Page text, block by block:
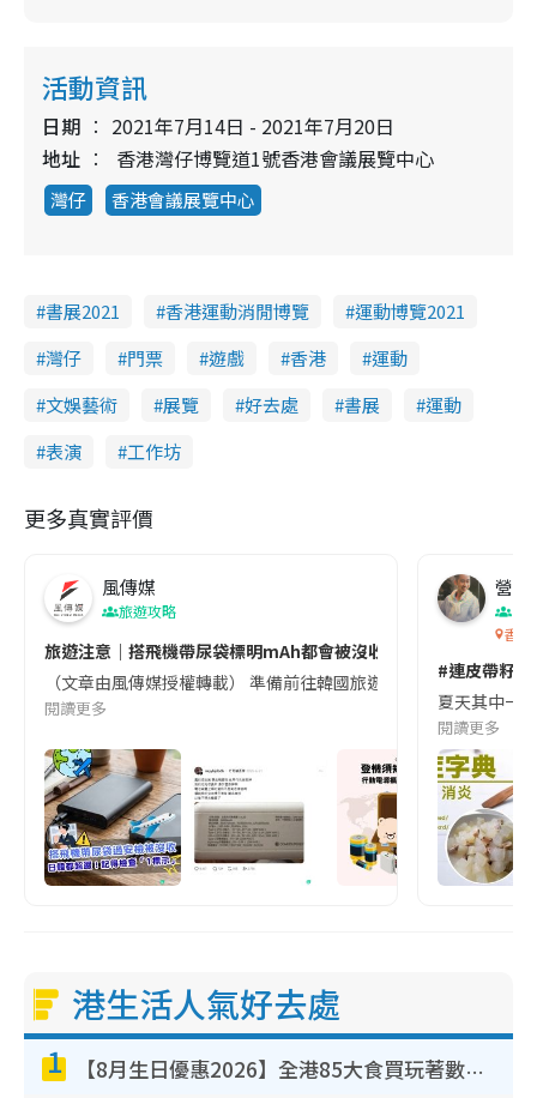
活動資訊
日期
2021年7月14日 - 2021年7月20日
地址
香港灣仔博覽道1號香港會議展覽中心
灣仔 香港會議展覽中心
書展2021 香港運動消閒博覽
運動博覽2021
灣仔
門票 遊戲 香港
運動
文娛藝術
展覽 好去處 書展
運動
表演
工作坊
更多真實評價
風傳媒
旅遊攻略
旅遊注意｜搭飛機帶尿袋標明mAh都會被沒收😱出發前切記檢查
（文章由風傳媒授權轉載） 準備前往韓國旅遊的民眾，近期要
閱讀更多
營養
香港
#連皮帶籽
夏天其中一
閱讀更多
港生活人氣好去處
1 【8月生日優惠2026】全港85大食買玩著數攻略 自助餐/火鍋放題同行免費＋誠品/DONKI送現金券